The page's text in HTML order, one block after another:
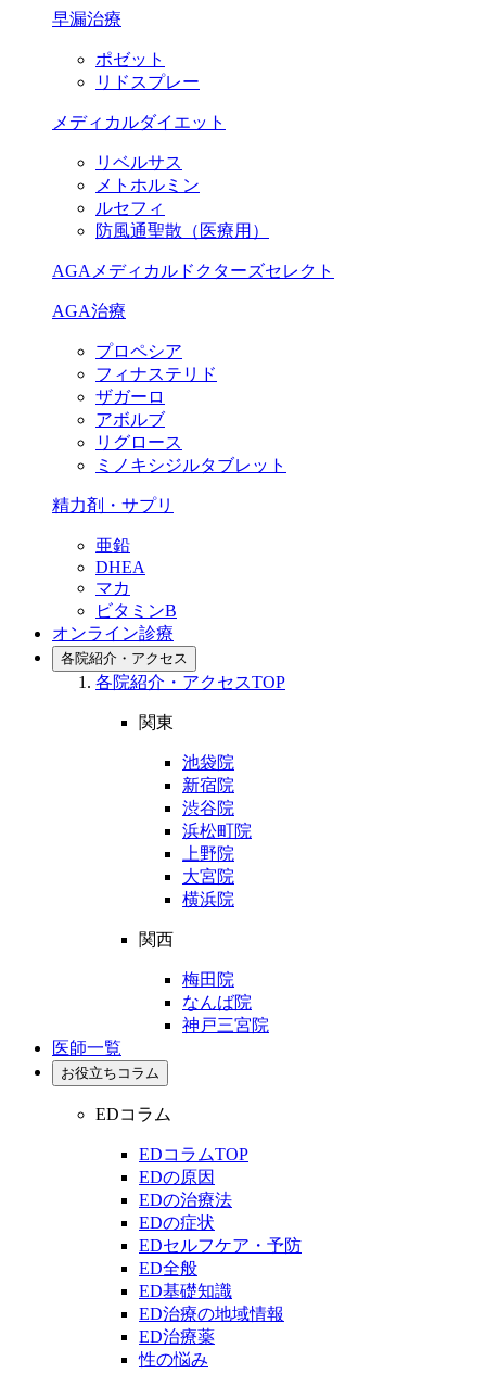
早漏治療
ポゼット
リドスプレー
メディカルダイエット
リベルサス
メトホルミン
ルセフィ
防風通聖散（医療用）
AGAメディカルドクターズセレクト
AGA治療
プロペシア
フィナステリド
ザガーロ
アボルブ
リグロース
ミノキシジルタブレット
精力剤・サプリ
亜鉛
DHEA
マカ
ビタミンB
オンライン診療
各院紹介・アクセス
各院紹介・アクセスTOP
関東
池袋院
新宿院
渋谷院
浜松町院
上野院
大宮院
横浜院
関西
梅田院
なんば院
神戸三宮院
医師一覧
お役立ちコラム
EDコラム
EDコラムTOP
EDの原因
EDの治療法
EDの症状
EDセルフケア・予防
ED全般
ED基礎知識
ED治療の地域情報
ED治療薬
性の悩み